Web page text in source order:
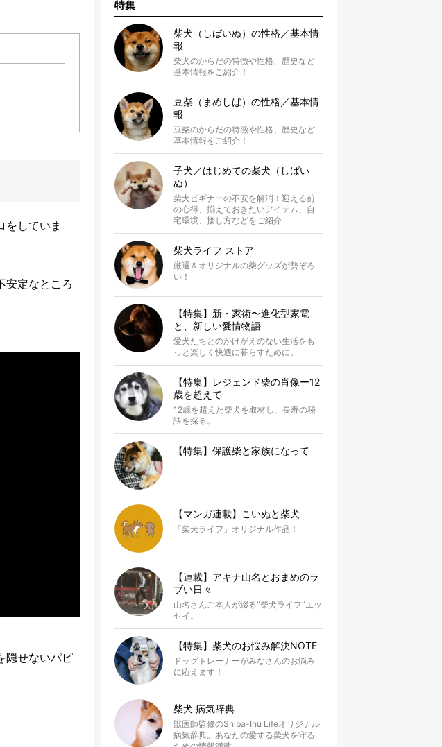
をしていま
安定なところ
隠せないパピ
特集
柴犬（しばいぬ）の性格／基本情
報
柴犬のからだの特徴や性格、歴史など
基本情報をご紹介！
豆柴（まめしば）の性格／基本情
報
豆柴のからだの特徴や性格、歴史など
基本情報をご紹介！
子犬／はじめての柴犬（しばい
ぬ）
柴犬ビギナーの不安を解消！迎える前
の心得、揃えておきたいアイテム、自
宅環境、接し方などをご紹介
柴犬ライフ ストア
厳選＆オリジナルの柴グッズが勢ぞろ
い！
【特集】新・家術〜進化型家電
と、新しい愛情物語
愛犬たちとのかけがえのない生活をも
っと楽しく快適に暮らすために。
【特集】レジェンド柴の肖像ー12
歳を超えて
12歳を超えた柴犬を取材し、長寿の秘
訣を探る。
【特集】保護柴と家族になって
【マンガ連載】こいぬと柴犬
「柴犬ライフ」オリジナル作品！
【連載】アキナ山名とおまめのラ
ブい日々
山名さんご本人が綴る“柴犬ライフ”エッ
セイ。
【特集】柴犬のお悩み解決NOTE
ドッグトレーナーがみなさんのお悩み
に応えます！
柴犬 病気辞典
獣医師監修のShiba-Inu Lifeオリジナル
病気辞典。あなたの愛する柴犬を守る